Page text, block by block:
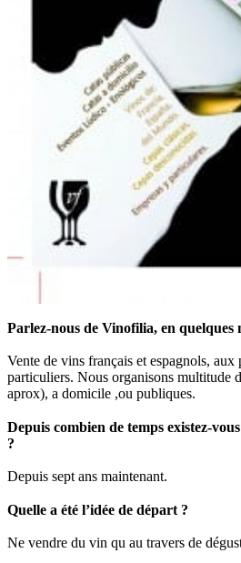
Parlez-nous de Vinofilia, en quelques
Vente de vins français et espagnols,
particuliers. Nous organisons multitude
aprox), a domicile ,ou publiques.
Depuis combien de temps existez-
?
Depuis sept ans maintenant.
Quelle a été l’idée de départ ?
Ne vendre du vin qu au travers de